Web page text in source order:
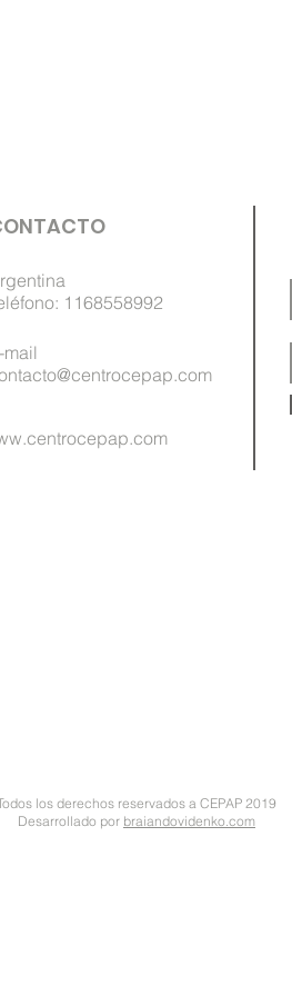
1168558992
mail
los derechos reservados a CEPAP 2019
Desarrollado por braiandovidenko.com